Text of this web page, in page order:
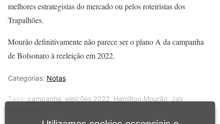
melhores estrategistas do mercado ou pelos roteiristas dos
Trapalhões.
Mourão definitivamente não parece ser o plano A da campanha
de Bolsonaro à reeleição em 2022.
Categorias: Notas
Tags: campanha eleições 2022 Hamilton Mourão Jair